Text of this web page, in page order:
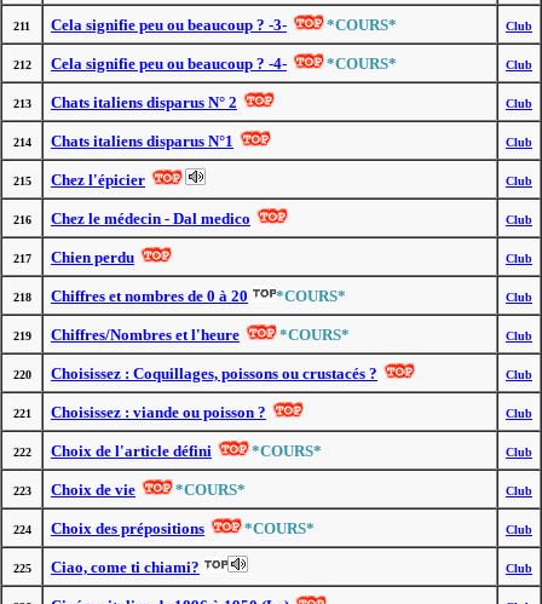
211 Cela signifie peu ou beaucoup ? -3- *COURS* Club
212 Cela signifie peu ou beaucoup ? -4- *COURS* Club
213 Chats italiens disparus N° 2 Club
214 Chats italiens disparus N°1 Club
215 Chez l'épicier Club
216 Chez le médecin - Dal medico Club
217 Chien perdu Club
218 Chiffres et nombres de 0 à 20 *COURS* Club
219 Chiffres/Nombres et l'heure *COURS* Club
220 Choisissez : Coquillages, poissons ou crustacés ? Club
221 Choisissez : viande ou poisson ? Club
222 Choix de l'article défini *COURS* Club
223 Choix de vie *COURS* Club
224 Choix des prépositions *COURS* Club
225 Ciao, come ti chiami? Club